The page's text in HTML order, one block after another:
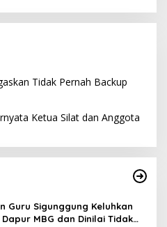
Tidak Pernah Backup
Ketua Silat dan Anggota
Guru Sigunggung Keluhkan
MBG dan Dinilai Tidak